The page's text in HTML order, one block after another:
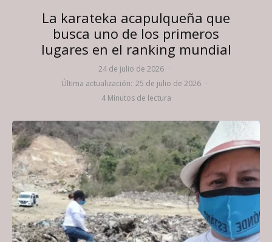
La karateka acapulqueña que
busca uno de los primeros
lugares en el ranking mundial
24 de julio de 2026 ·
Última actualización: 25 de julio de 2026 ·
4 Minutos de lectura